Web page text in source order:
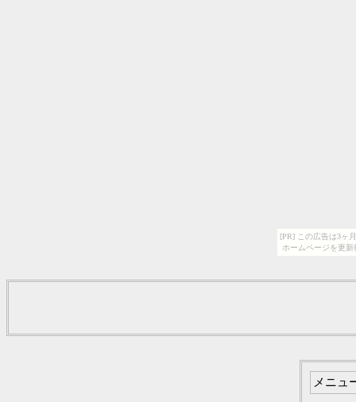
[PR] この広告は3ヶ
ホームページを更
メニュ